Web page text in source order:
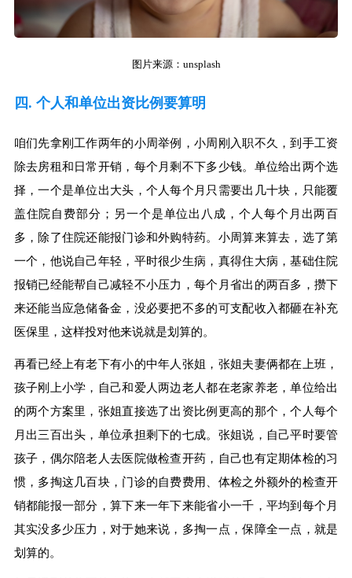
图片来源：unsplash
四. 个人和单位出资比例要算明
咱们先拿刚工作两年的小周举例，小周刚入职不久，到手工资
除去房租和日常开销，每个月剩不下多少钱。单位给出两个选
择，一个是单位出大头，个人每个月只需要出几十块，只能覆
盖住院自费部分；另一个是单位出八成，个人每个月出两百
多，除了住院还能报门诊和外购特药。小周算来算去，选了第
一个，他说自己年轻，平时很少生病，真得住大病，基础住院
报销已经能帮自己减轻不小压力，每个月省出的两百多，攒下
来还能当应急储备金，没必要把不多的可支配收入都砸在补充
医保里，这样投对他来说就是划算的。
再看已经上有老下有小的中年人张姐，张姐夫妻俩都在上班，
孩子刚上小学，自己和爱人两边老人都在老家养老，单位给出
的两个方案里，张姐直接选了出资比例更高的那个，个人每个
月出三百出头，单位承担剩下的七成。张姐说，自己平时要管
孩子，偶尔陪老人去医院做检查开药，自己也有定期体检的习
惯，多掏这几百块，门诊的自费费用、体检之外额外的检查开
销都能报一部分，算下来一年下来能省小一千，平均到每个月
其实没多少压力，对于她来说，多掏一点，保障全一点，就是
划算的。